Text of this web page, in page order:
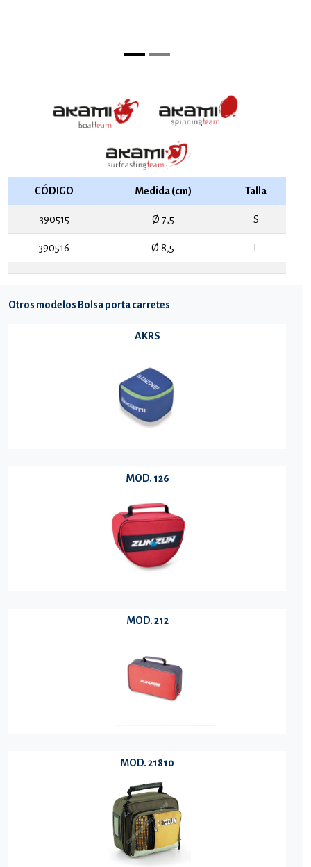
CÓDIGO Medida (cm) Talla
390515 Ø 7,5 S
390516 Ø 8,5
Otros modelos Bolsa porta carretes
AKRS
MOD. 126
MOD. 212
MOD. 21810